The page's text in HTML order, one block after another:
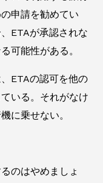
申請を勧めてい
ETAが承認されな
可能性がある。
ETAの認可を他の
いる。それがなけ
に乗せない。
のはやめましょ